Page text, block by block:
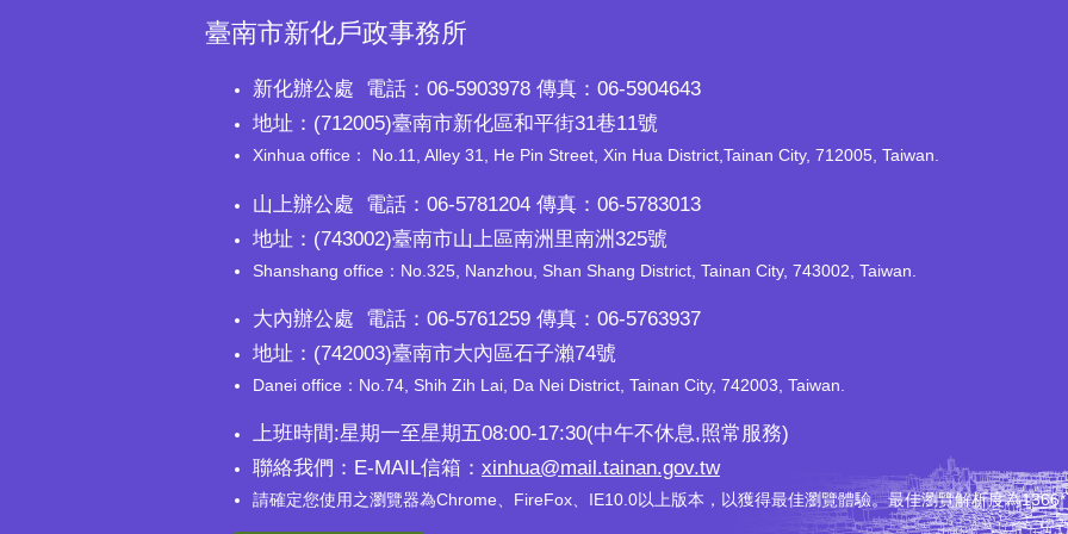
臺南市新化戶政事務所
新化辦公處 電話：06-5903978 傳真：06-5904643
地址：(712005)臺南市新化區和平街31巷11號
Xinhua office： No.11, Alley 31, He Pin Street, Xin Hua District,Tainan City, 712005, Taiwan.
山上辦公處 電話：06-5781204 傳真：06-5783013
地址：(743002)臺南市山上區南洲里南洲325號
Shanshang office：No.325, Nanzhou, Shan Shang District, Tainan City, 743002, Taiwan.
大內辦公處 電話：06-5761259 傳真：06-5763937
地址：(742003)臺南市大內區石子瀨74號
Danei office：No.74, Shih Zih Lai, Da Nei District, Tainan City, 742003, Taiwan.
上班時間:星期一至星期五08:00-17:30(中午不休息,照常服務)
聯絡我們：E-MAIL信箱： xinhua@mail.tainan.gov.tw
請確定您使用之瀏覽器為Chrome、FireFox、IE10.0以上版本，以獲得最佳瀏覽體驗。最佳瀏覽解析度為